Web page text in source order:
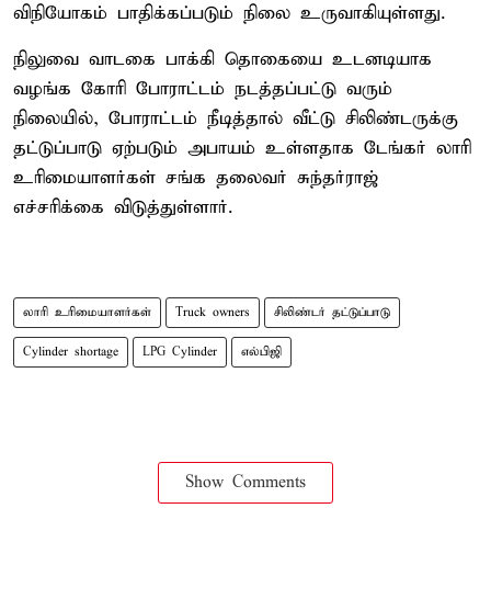
விநியோகம் பாதிக்கப்படும் நிலை உருவாகியுள்ளது.
நிலுவை வாடகை பாக்கி தொகையை உடனடியாக
வழங்க கோரி போராட்டம் நடத்தப்பட்டு வரும்
நிலையில், போராட்டம் நீடித்தால் வீட்டு சிலிண்டருக்கு
தட்டுப்பாடு ஏற்படும் அபாயம் உள்ளதாக டேங்கர் லாரி
உரிமையாளர்கள் சங்க தலைவர் சுந்தர்ராஜ்
எச்சரிக்கை விடுத்துள்ளார்.
லாரி உரிமையாளர்கள் Truck owners சிலிண்டர் தட்டுப்பாடு
Cylinder shortage LPG Cylinder எல்பிஜி
Show Comments